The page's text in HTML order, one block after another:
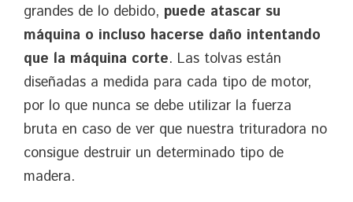
grandes de lo debido, puede atascar su
máquina o incluso hacerse daño intentando
que la máquina corte. Las tolvas están
diseñadas a medida para cada tipo de motor,
por lo que nunca se debe utilizar la fuerza
bruta en caso de ver que nuestra trituradora no
consigue destruir un determinado tipo de
madera.